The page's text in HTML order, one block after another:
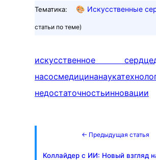
Тематика: 🎨 Искусственные
статьи по теме)
искусственное сердце
насосмедицинанаука
недостаточностьинновации
← Предыдущая статья
Коллайдер с ИИ: Новый взгляд